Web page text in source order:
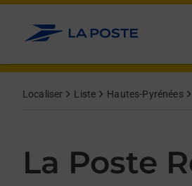
Allez au contenu
Localiser Liste Hautes-Pyrénées
La Poste
Day of the WeekHours
Get directions to La Poste Relais at 8
lien s'ouvre dans un nouvel onglet